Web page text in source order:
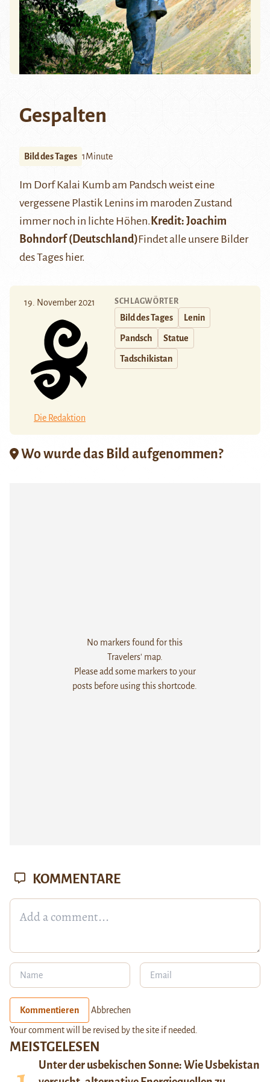
Gespalten
Bild des Tages 1Minute
Im Dorf Kalai Kumb am Pandsch weist eine
vergessene Plastik Lenins im maroden Zustand
immer noch in lichte Höhen.Kredit: Joachim
Bohndorf (Deutschland)Findet alle unsere Bilder
des Tages hier.
19. November 2021
Die Redaktion
SCHLAGWÖRTER
Bild des Tages Lenin
Pandsch Statue
Tadschikistan
Wo wurde das Bild aufgenommen?
No markers found for this
Travelers' map.
Please add some markers to your
posts before using this shortcode.
MEISTGELESEN
Unter der usbekischen Sonne: Wie Usbekistan
KOMMENTARE
Kommentieren Abbrechen
Your comment will be revised by the site if needed.